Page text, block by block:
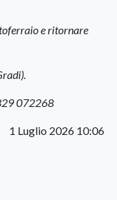
e ritornare
072268
1 Luglio 2026 10:06